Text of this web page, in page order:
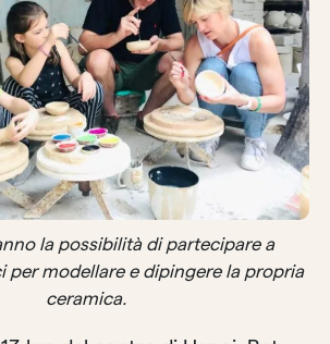
la possibilità di partecipare a
per modellare e dipingere la propria
ceramica.